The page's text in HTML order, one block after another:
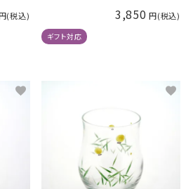
3,850
ギフト対応